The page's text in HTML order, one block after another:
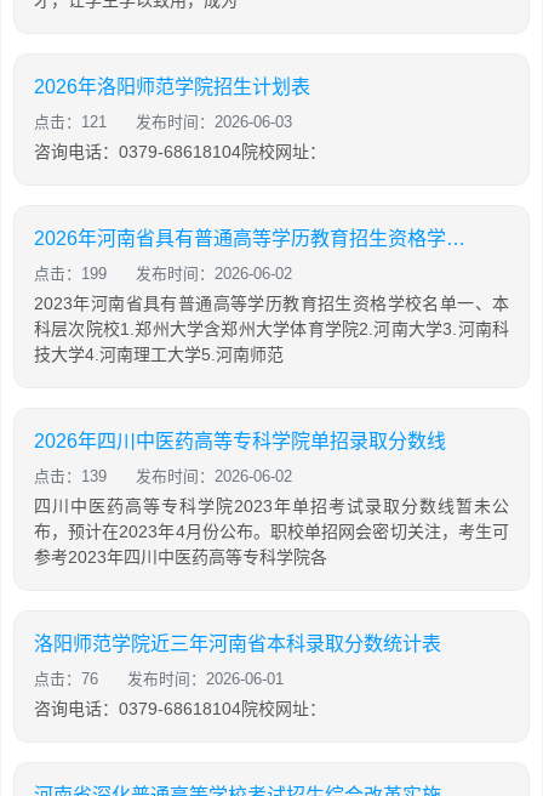
2026年洛阳师范学院招生计划表
点击：121 发布时间：2026-06-03
咨询电话：0379-68618104院校网址：
2026年河南省具有普通高等学历教育招生资格学校名单
点击：199 发布时间：2026-06-02
2023年河南省具有普通高等学历教育招生资格学校名单一、本
科层次院校1.郑州大学含郑州大学体育学院2.河南大学3.河南科
技大学4.河南理工大学5.河南师范
2026年四川中医药高等专科学院单招录取分数线
点击：139 发布时间：2026-06-02
四川中医药高等专科学院2023年单招考试录取分数线暂未公
布，预计在2023年4月份公布。职校单招网会密切关注，考生可
参考2023年四川中医药高等专科学院各
洛阳师范学院近三年河南省本科录取分数统计表
点击：76 发布时间：2026-06-01
咨询电话：0379-68618104院校网址：